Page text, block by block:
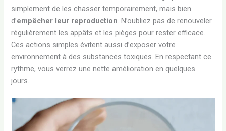
simplement de les chasser temporairement, mais bien
d’empêcher leur reproduction. N’oubliez pas de renouveler
régulièrement les appâts et les pièges pour rester efficace.
Ces actions simples évitent aussi d’exposer votre
environnement à des substances toxiques. En respectant ce
rythme, vous verrez une nette amélioration en quelques
jours.